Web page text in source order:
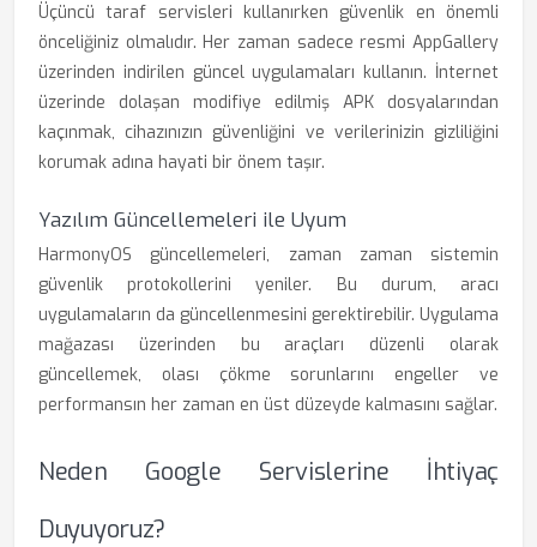
Üçüncü taraf servisleri kullanırken güvenlik en önemli
önceliğiniz olmalıdır. Her zaman sadece resmi AppGallery
üzerinden indirilen güncel uygulamaları kullanın. İnternet
üzerinde dolaşan modifiye edilmiş APK dosyalarından
kaçınmak, cihazınızın güvenliğini ve verilerinizin gizliliğini
korumak adına hayati bir önem taşır.
Yazılım Güncellemeleri ile Uyum
HarmonyOS güncellemeleri, zaman zaman sistemin
güvenlik protokollerini yeniler. Bu durum, aracı
uygulamaların da güncellenmesini gerektirebilir. Uygulama
mağazası üzerinden bu araçları düzenli olarak
güncellemek, olası çökme sorunlarını engeller ve
performansın her zaman en üst düzeyde kalmasını sağlar.
Neden Google Servislerine İhtiyaç
Duyuyoruz?